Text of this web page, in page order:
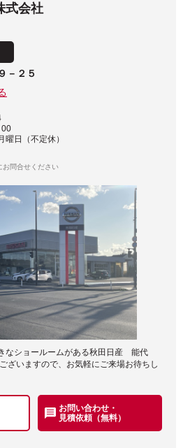
式会社
－２５
00
日（不定休）
問合せください
なショールームがある秋田日産 能代
ざいますので、お気軽にご来場お待ちし
お問い合わせ・
見積依頼（無料）